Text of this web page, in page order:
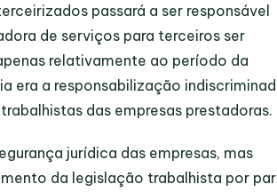
passará a ser responsável
de serviços para terceiros ser
relativamente ao período da
era a responsabilização
das empresas prestadoras.
jurídica das empresas, mas
da legislação trabalhista por